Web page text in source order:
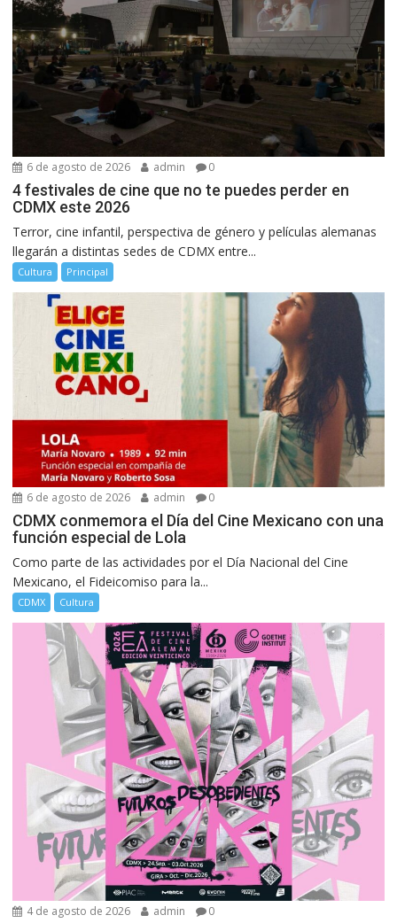
6 de agosto de 2026 admin 0
4 festivales de cine que no te puedes perder en
CDMX este 2026
Terror, cine infantil, perspectiva de género y películas alemanas
llegarán a distintas sedes de CDMX entre...
Cultura Principal
6 de agosto de 2026 admin 0
CDMX conmemora el Día del Cine Mexicano con una
función especial de Lola
Como parte de las actividades por el Día Nacional del Cine
Mexicano, el Fideicomiso para la...
CDMX Cultura
4 de agosto de 2026 admin 0